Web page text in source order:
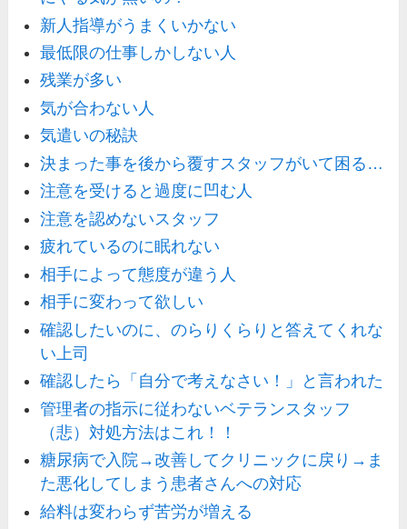
新人指導がうまくいかない
最低限の仕事しかしない人
残業が多い
気が合わない人
気遣いの秘訣
決まった事を後から覆すスタッフがいて困る…
注意を受けると過度に凹む人
注意を認めないスタッフ
疲れているのに眠れない
相手によって態度が違う人
相手に変わって欲しい
確認したいのに、のらりくらりと答えてくれな
い上司
確認したら「自分で考えなさい！」と言われた
管理者の指示に従わないベテランスタッフ
（悲）対処方法はこれ！！
糖尿病で入院→改善してクリニックに戻り→ま
た悪化してしまう患者さんへの対応
給料は変わらず苦労が増える